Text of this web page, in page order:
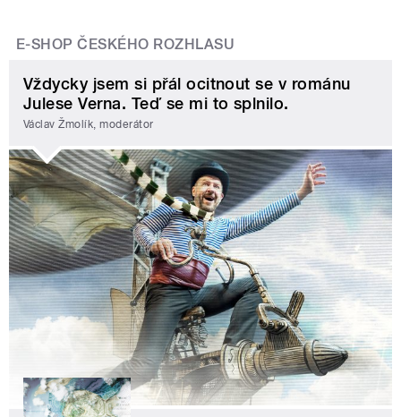
E-SHOP ČESKÉHO ROZHLASU
Vždycky jsem si přál ocitnout se v románu
Julese Verna. Teď se mi to splnilo.
Václav Žmolík, moderátor